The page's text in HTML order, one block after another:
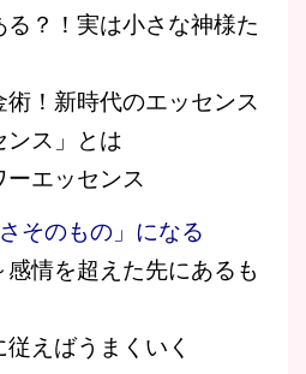
る？！実は小さな神様た
術！新時代のエッセンス
ンス」とは
ーエッセンス
そのもの」になる
感情を超えた先にあるも
従えばうまくいく